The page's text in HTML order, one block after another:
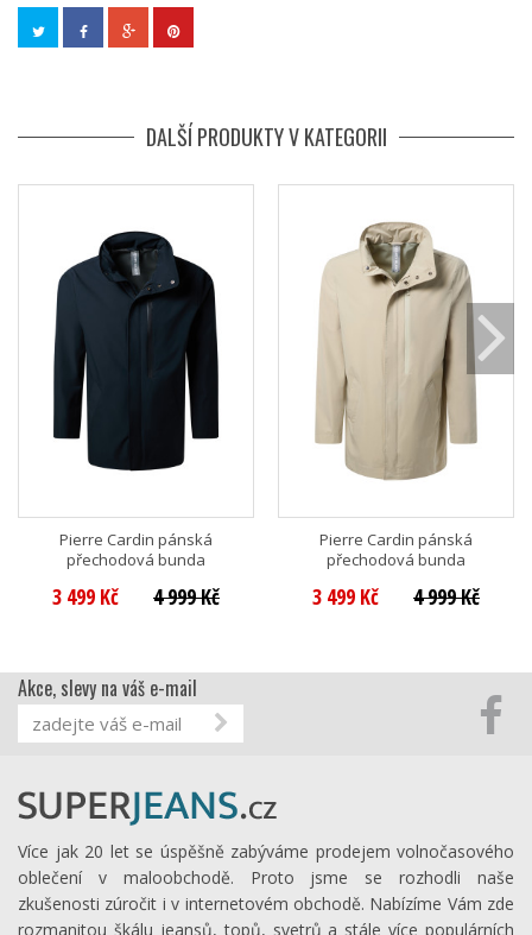
DALŠÍ PRODUKTY V KATEGORII
Pierre Cardin pánská
přechodová bunda
3 499 Kč 4 999 Kč
Pierre Cardin pánská
přechodová bunda
3 499 Kč 4 999 Kč
Akce, slevy na váš e-mail
Více jak 20 let se úspěšně zabýváme prodejem volnočasového
oblečení v maloobchodě. Proto jsme se rozhodli naše
zkušenosti zúročit i v internetovém obchodě. Nabízíme Vám zde
rozmanitou škálu jeansů, topů, svetrů a stále více populárních